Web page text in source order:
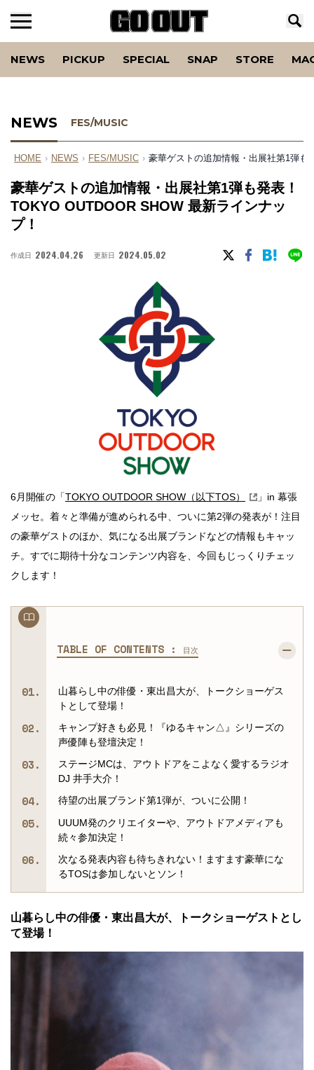
NEWS PICKUP SPECIAL SNAP STORE
NEWS FES/MUSIC
HOME › NEWS › FES/MUSIC › 豪華ゲストの追加情報・出展社第1弾も
豪華ゲストの追加情報・出展社第1弾も発表！
TOKYO OUTDOOR SHOW 最新ラインナッ
プ！
作成日 2024.04.26 更新日 2024.05.02
6月開催の「TOKYO OUTDOOR SHOW（以下TOS）
」in 幕張
メッセ。着々と準備が進められる中、ついに第2弾の発表が！注目
の豪華ゲストのほか、気になる出展ブランドなどの情報もキャッ
チ。すでに期待十分なコンテンツ内容を、今回もじっくりチェッ
クします！
TABLE OF CONTENTS : 目次
山暮らし中の俳優・東出昌大が、トークショーゲス
トとして登場！
キャンプ好きも必見！『ゆるキャン△』シリーズの
声優陣も登壇決定！
ステージMCは、アウトドアをこよなく愛するラジオ
DJ 井手大介！
待望の出展ブランド第1弾が、ついに公開！
UUUM発のクリエイターや、アウトドアメディアも
続々参加決定！
次なる発表内容も待ちきれない！ますます豪華にな
るTOSは参加しないとソン！
山暮らし中の俳優・東出昌大が、トークショーゲストとし
て登場！